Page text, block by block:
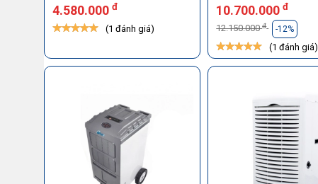
4.580.000 đ
(1 đánh giá)
10.700.000đ
12.150.000đ -12%
(1 đánh giá)